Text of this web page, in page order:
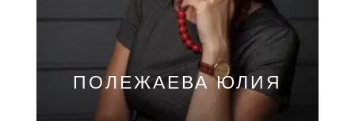
ПОЛЕЖАЕВА ЮЛИЯ